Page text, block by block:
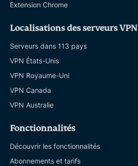
Extension Chrome
Localisations des serveurs VPN
Serveurs dans 113 pays
VPN États-Unis
VPN Royaume-Uni
VPN Canada
VPN Australie
Fonctionnalités
Découvrir les fonctionnalités
Abonnements et tarifs